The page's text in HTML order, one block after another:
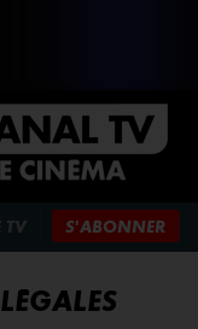
TV S'ABONNER